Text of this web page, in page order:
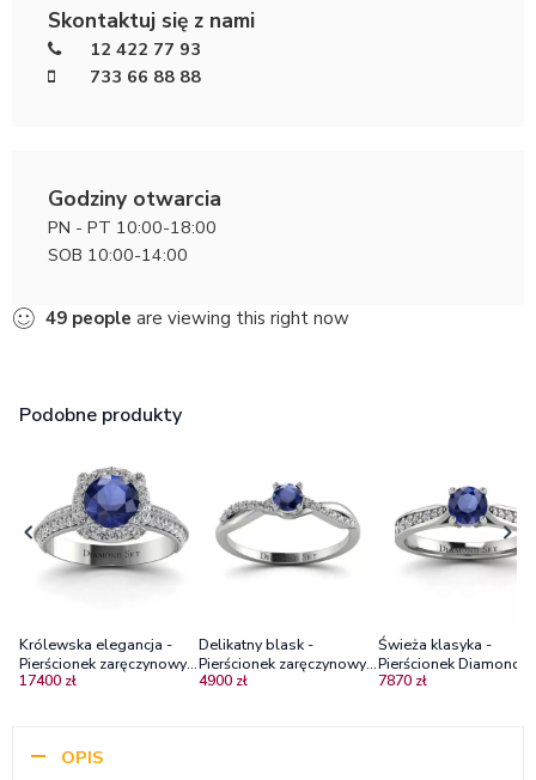
Skontaktuj się z nami
12 422 77 93
733 66 88 88
Godziny otwarcia
PN - PT 10:00-18:00
SOB 10:00-14:00
49 people are viewing this right now
Podobne produkty
Królewska elegancja -
Pierścionek zaręczynowy z
białego złota z szafirem i
17400 zł
Delikatny blask -
Pierścionek zaręczynowy z
białego złota z szafirem
4900 zł
Świeża klasyka -
Pierścionek Diamond
białe złoto, szafir,
7870 zł
OPIS